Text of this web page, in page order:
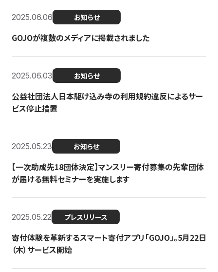
2025.06.06 お知らせ
GOJOが複数のメディアに掲載されました
2025.06.03 お知らせ
公益社団法人日本駆け込み寺の利用規約違反によるサー
ビス停止措置
2025.05.23 お知らせ
【一次助成先18団体決定】マンスリー寄付募集の先輩団体
が届ける無料セミナーを実施します
2025.05.22 プレスリリース
寄付体験を革新するスマート寄付アプリ「GOJO」。5月22日
（木）サービス開始